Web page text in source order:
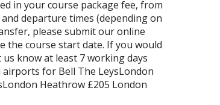
in your course package fee, from
departure times (depending on
please submit our online
the course start date. If you would
know at least 7 working days
for Bell The LeysLondon
Heathrow £205 London